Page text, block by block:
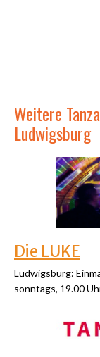
Weitere
Ludwigsburg
Die LUKE
Ludwigsburg:
sonntags, 19.00